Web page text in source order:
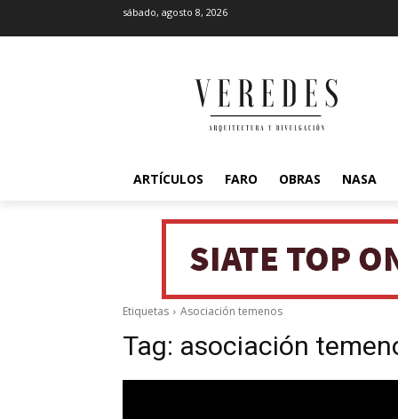
sábado, agosto 8, 2026
ARTÍCULOS FARO OBRAS NASA
Etiquetas Asociación temenos
Tag: asociación